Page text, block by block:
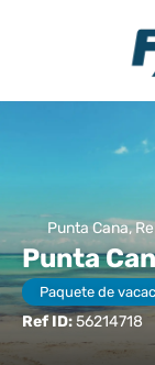
Punta Cana,
Punta
Paquete de
Ref ID:56214718